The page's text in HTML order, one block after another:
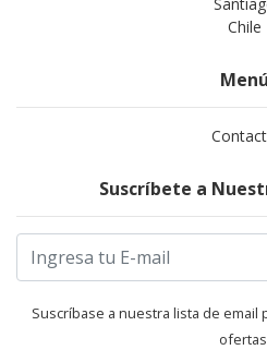
Chile
Menú
Suscríbete a
Suscríbase a nuestra lista de email